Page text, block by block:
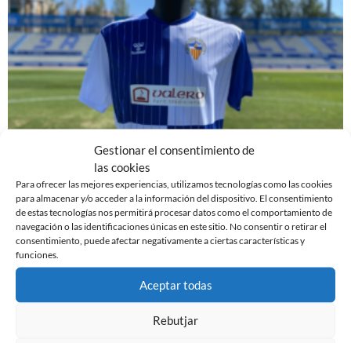
Gestionar el consentimiento de
las cookies
Para ofrecer las mejores experiencias, utilizamos tecnologías como las cookies
para almacenar y/o acceder a la información del dispositivo. El consentimiento
de estas tecnologías nos permitirá procesar datos como el comportamiento de
navegación o las identificaciones únicas en este sitio. No consentir o retirar el
consentimiento, puede afectar negativamente a ciertas características y
funciones.
Aceptar todas
Rebutjar
LOS EQUIPOS FEMENINOS DEL CE SABADELL FC
PASARÁN A LLAMARSE OFICIALMENTE A VALERO
CE SABADELL
3 de octubre de 2023
Leer más »